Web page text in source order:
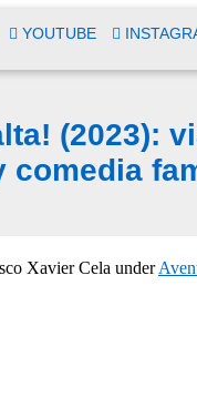
YOUTUBE
(2023):
comedia
Xavier Cela under